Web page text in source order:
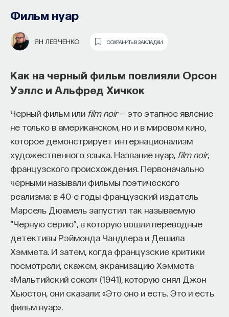
Фильм нуар
ЯН ЛЕВЧЕНКО СОХРАНИТЬ В ЗАКЛАДКИ
Как на черный фильм повлияли Орсон
Уэллс и Альфред Хичкок
Черный фильм или film noir— это этапное явление
не только в американском, но и в мировом кино,
которое демонстрирует интернационализм
художественного языка. Название нуар, film noir,
французского происхождения. Первоначально
черными называли фильмы поэтического
реализма: в 40-е годы французский издатель
Марсель Дюамель запустил так называемую
“Черную серию”, в которую вошли переводные
детективы Рэймонда Чандлера и Дешила
Хэммета. И затем, когда французские критики
посмотрели, скажем, экранизацию Хэммета
«Мальтийский сокол» (1941), которую снял Джон
Хьюстон, они сказали: «Это оно и есть. Это и есть
фильм нуар».
Основатель ПостНауки Ивар
Максутов запускает сервис, который
поможет найти свою нишу
в глобальных deep tech и биотех
компаниях
В 2012 годуИвар Максутовсоздал проект
ПостНаука, который дал голос учёным и навсегда
изменил медийное пространство на русском
языке. В 2021 году в Лондоне он основал компанию
Naukka, помогающую учёным
и предпринимателям превращать их идеи
в технологии и успешные стартапы. Теперь
команда ПостНауки запускает новый сервис —
Теоретик культуры Оксана Седых
о мономифе в кинематографе
на примере культовой саги
«Звездные войны»
Концепция мономифа принадлежит
американскому исследователю Джозефу
Кэмпбеллу (1904–1987). Его самая известная
книга — «Тысячеликий герой» (“А Hero with
a Thousand Faces”) — увидела свет еще в 1949
году. Здесь представлена универсальная схема
повествования о пути героя, являющая себя
в мифах, религиях, фольклоре разных народов,